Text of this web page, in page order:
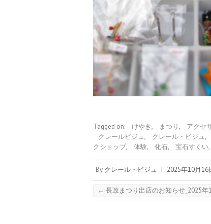
Tagged on: けやき, まつり, アクセ
クレールビジュ, クレール・ビジュ,
クショップ, 体験, 化石, 宝石すくい,
By クレール・ビジュ | 2025年10月16
← 長政まつり出店のお知らせ_2025年